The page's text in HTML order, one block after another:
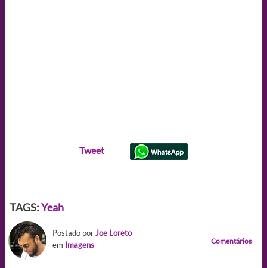
Tweet
TAGS:Yeah
Postado porJoe Loreto
em Imagens Comentários